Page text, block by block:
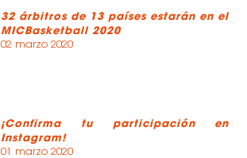
32 árbitros de 13 países estarán en el
MICBasketball 2020
02 marzo 2020
¡Confirma tu participación en
Instagram!
01 marzo 2020